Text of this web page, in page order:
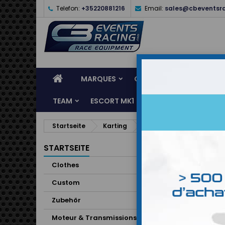
Telefon: +35220881216 Email:
MARQUES CASQUES
TEAM ESCORT MK1
Startseite Karting
STARTSEITE
Clothes
Custom
Zubehör
Moteur & Transmissions